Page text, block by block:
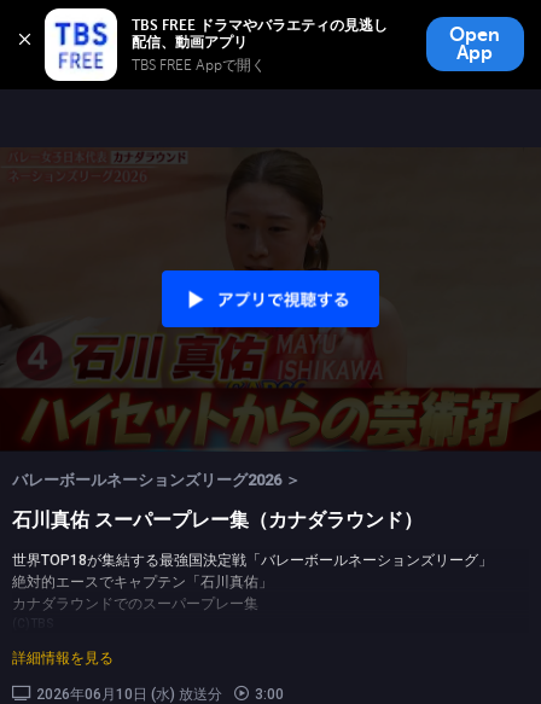
TBS FREE ドラマやバラエティの見逃し
TBS FREE Appで開く
Open
App
TBS FREE
無料見逃し配信
バレーボールネーションズリーグ2026 ＞
石川真佑 スーパープレー集（カナダラウンド）
世界TOP18が集結する最強国決定戦「バレーボールネーションズリーグ」
絶対的エースでキャプテン「石川真佑」
カナダラウンドでのスーパープレー集
詳細情報を見る
2026年06月10日 (水) 放送分 3:00